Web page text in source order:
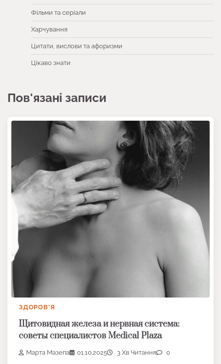
Фільми та серіали
Харчування
Цитати, вислови та афоризми
Цікаво знати
Пов'язані записи
ЗДОРОВ’Я
Щитовидная железа и нервная система:
советы специалистов Medical Plaza
Марта Мазепа 01.10.2025 3 Хв Читання 0